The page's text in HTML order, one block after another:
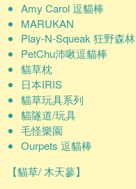
Amy Carol 逗貓棒
MARUKAN
Play-N-Squeak 狂野森林
PetChu沛啾逗貓棒
貓草枕
日本IRIS
貓草玩具系列
貓隧道/玩具
毛怪樂園
Ourpets 逗貓棒
【貓草/ 木天蓼】